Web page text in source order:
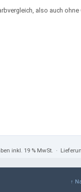
also auch
inkl. 19 % MwSt. ·
↑